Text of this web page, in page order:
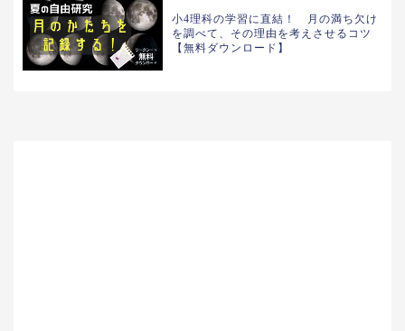
小4理科の学習に直結！ 月の満ち欠け
を調べて、その理由を考えさせるコツ
【無料ダウンロード】